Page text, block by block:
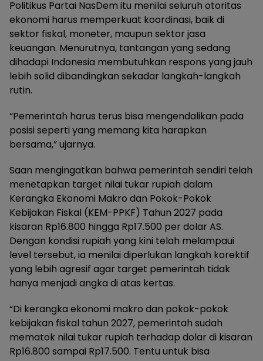
Politikus Partai NasDem itu menilai seluruh otoritas
ekonomi harus memperkuat koordinasi, baik di
sektor fiskal, moneter, maupun sektor jasa
keuangan. Menurutnya, tantangan yang sedang
dihadapi Indonesia membutuhkan respons yang jauh
lebih solid dibandingkan sekadar langkah-langkah
rutin.
“Pemerintah harus terus bisa mengendalikan pada
posisi seperti yang memang kita harapkan
bersama,” ujarnya.
Saan mengingatkan bahwa pemerintah sendiri telah
menetapkan target nilai tukar rupiah dalam
Kerangka Ekonomi Makro dan Pokok-Pokok
Kebijakan Fiskal (KEM-PPKF) Tahun 2027 pada
kisaran Rp16.800 hingga Rp17.500 per dolar AS.
Dengan kondisi rupiah yang kini telah melampaui
level tersebut, ia menilai diperlukan langkah korektif
yang lebih agresif agar target pemerintah tidak
hanya menjadi angka di atas kertas.
“Di kerangka ekonomi makro dan pokok-pokok
kebijakan fiskal tahun 2027, pemerintah sudah
mematok nilai tukar rupiah terhadap dolar di kisaran
Rp16.800 sampai Rp17.500. Tentu untuk bisa